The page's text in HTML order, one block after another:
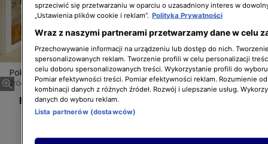
Pokój Alka po remoncie
Źródło zdj. gł.: TOMASZ URBANEK
Pokój Alka po remoncie
sprzeciwić się przetwarzaniu w oparciu o uzasadniony interes w
„Ustawienia plików cookie i reklam”. Polityka Prywatności
Wraz z naszymi partnerami przetwarzamy dane w celu
Przechowywanie informacji na urządzeniu lub dostęp do nich.
spersonalizowanych reklam. Tworzenie profili w celu personalizacji
celu doboru spersonalizowanych treści. Wykorzystanie profili do
Pomiar efektywności treści. Pomiar efektywności reklam. Rozumienie
kombinacji danych z różnych źródeł. Rozwój i ulepszanie usług.
danych do wyboru reklam.
Lista partnerów (dostawców)